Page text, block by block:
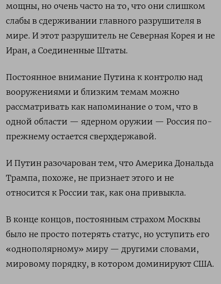
мощны, но очень часто на то, что они слишком
слабы в сдерживании главного разрушителя в
мире. И этот разрушитель не Северная Корея и не
Иран, а Соединенные Штаты.
Постоянное внимание Путина к контролю над
вооружениями и близким темам можно
рассматривать как напоминание о том, что в
одной области — ядерном оружии — Россия по-
прежнему остается сверхдержавой.
И Путин разочарован тем, что Америка Дональда
Трампа, похоже, не признает этого и не
относится к России так, как она привыкла.
В конце концов, постоянным страхом Москвы
было не просто потерять статус, но уступить его
«однополярному» миру — другими словами,
мировому порядку, в котором доминируют США.